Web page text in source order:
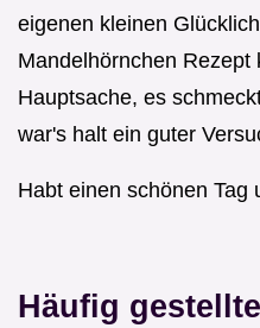
eigenen kleinen
Mandelhörnchen Rezept
Hauptsache, es
war's halt ein guter
Habt einen schönen Tag
Häufig